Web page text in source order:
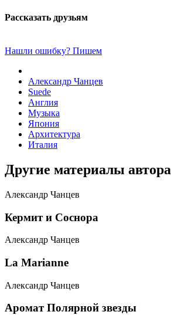
Рассказать друзьям
Нашли ошибку? Пишем
Александр Чанцев
Suede
Англия
Музыка
Япония
Архитектура
Италия
Другие материалы автора
Александр Чанцев
​Кермит и Соснора
Александр Чанцев
​La Marianne
Александр Чанцев
​Аромат Полярной звезды